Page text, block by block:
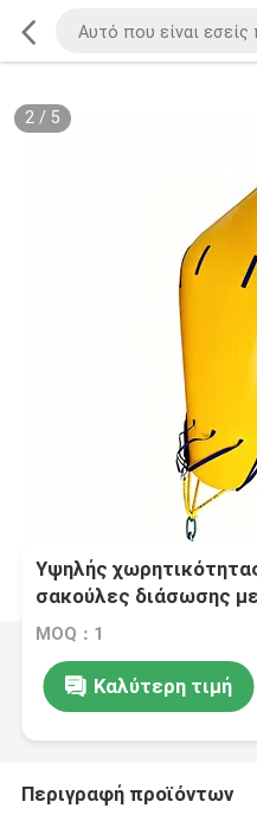
2/ 5
Υψηλής
σακούλες διάσωσης
και ανθεκτικές στη
MOQ：1
Καλύτερη τιμή
Περιγραφή προϊόντων